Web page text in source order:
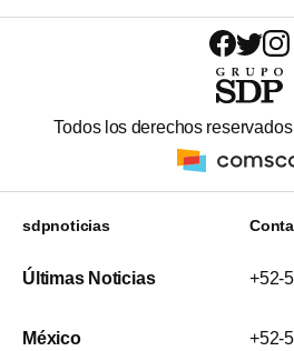
Todos los derechos
sdpnoticias
Últimas Noticias
México
+52-
+52-